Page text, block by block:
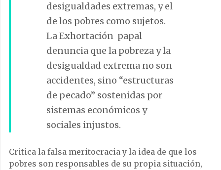
desigualdades extremas, y el
de los pobres como sujetos.
La Exhortación papal
denuncia que la pobreza y la
desigualdad extrema no son
accidentes, sino “estructuras
de pecado” sostenidas por
sistemas económicos y
sociales injustos.
Critica la falsa meritocracia y la idea de que los
pobres son responsables de su propia situación,